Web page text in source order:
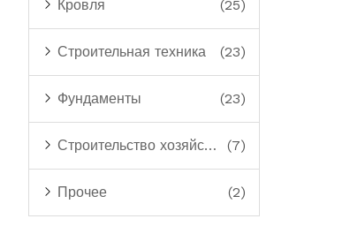
Кровля (25)
Строительная техника (23)
Фундаменты (23)
Строительство хозяйственных построек (7)
Прочее (2)